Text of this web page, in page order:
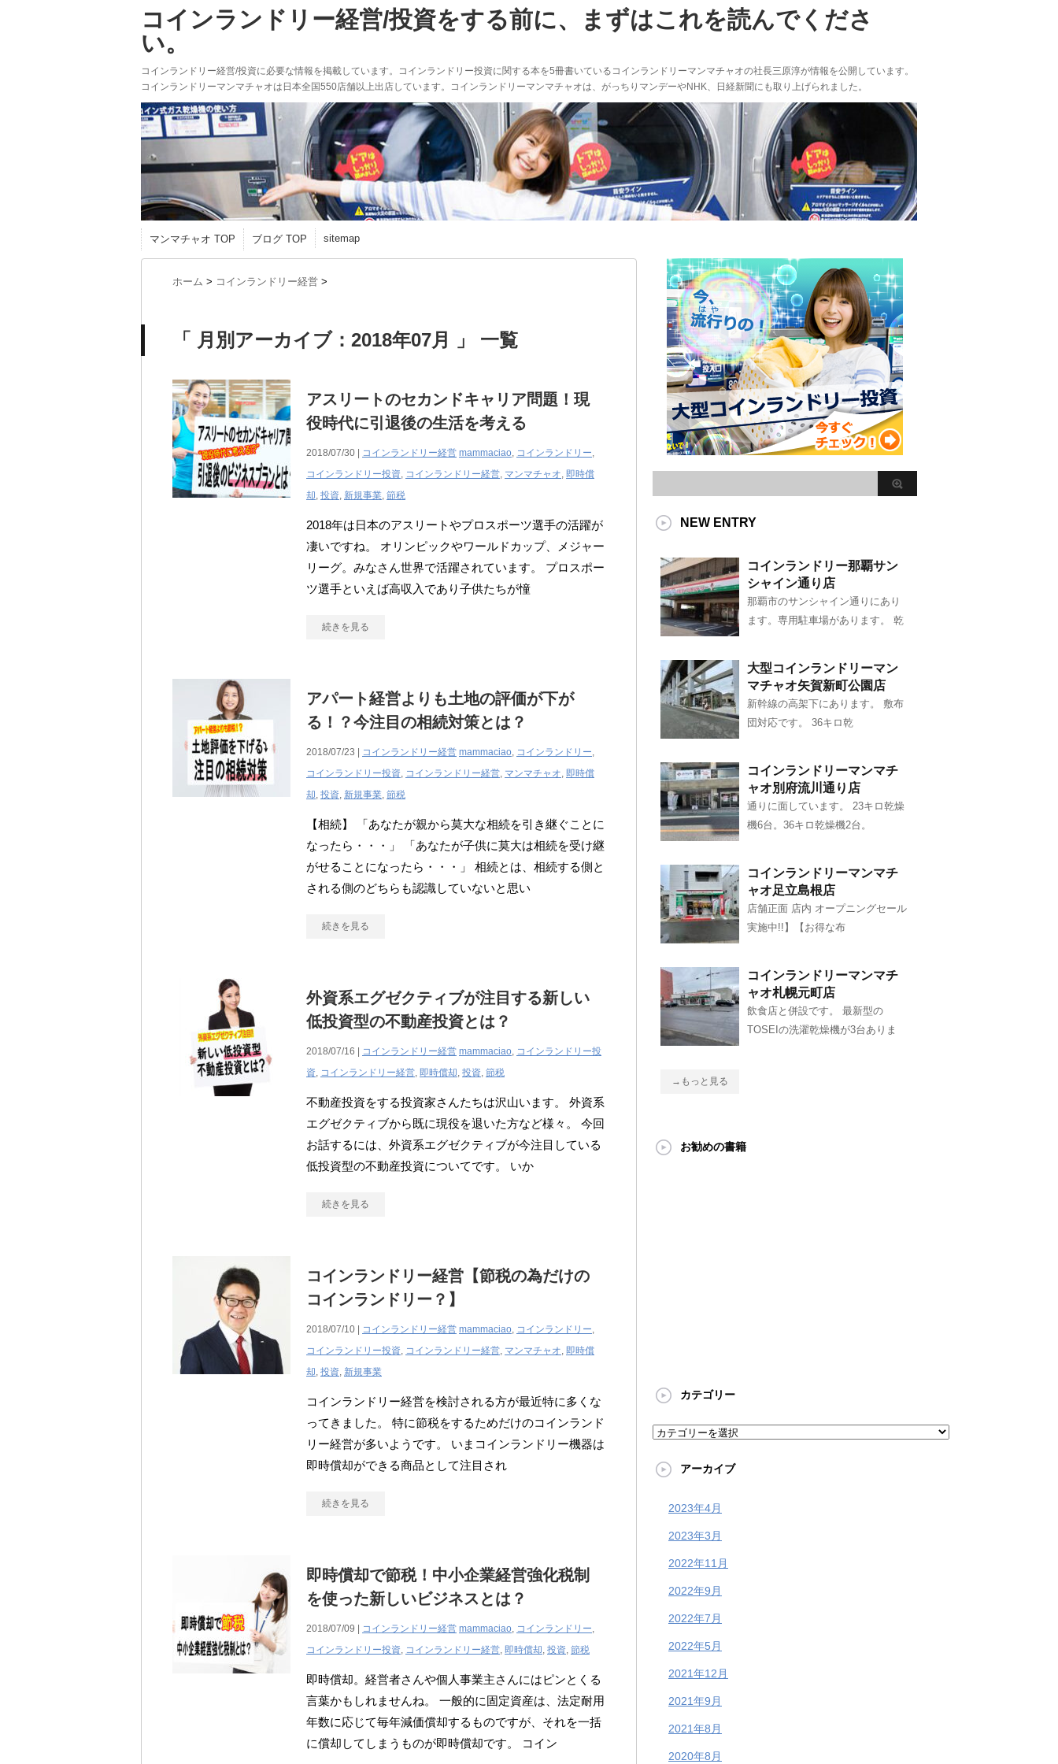
コインランドリー経営/投資をする前に、まずはこれを読んでくださ
い。
コインランドリー経営/投資に必要な情報を掲載しています。コインランドリー投資に関する本を5冊書いているコインランドリーマンマチャオの社長三原淳が情報を公開しています。
コインランドリーマンマチャオは日本全国550店舗以上出店しています。コインランドリーマンマチャオは、がっちりマンデーやNHK、日経新聞にも取り上げられました。
マンマチャオ TOP ブログ TOP sitemap
ホーム > コインランドリー経営 >
「 月別アーカイブ：2018年07月 」 一覧
アスリートのセカンドキャリア問題！現
役時代に引退後の生活を考える
2018/07/30 | コインランドリー経営 mammaciao, コインランドリー,
コインランドリー投資, コインランドリー経営, マンマチャオ, 即時償
却, 投資, 新規事業, 節税
2018年は日本のアスリートやプロスポーツ選手の活躍が
凄いですね。 オリンピックやワールドカップ、メジャー
リーグ。みなさん世界で活躍されています。 プロスポー
ツ選手といえば高収入であり子供たちが憧
続きを見る
アパート経営よりも土地の評価が下が
る！？今注目の相続対策とは？
2018/07/23 | コインランドリー経営 mammaciao, コインランドリー,
コインランドリー投資, コインランドリー経営, マンマチャオ, 即時償
却, 投資, 新規事業, 節税
【相続】 「あなたが親から莫大な相続を引き継ぐことに
なったら・・・」 「あなたが子供に莫大は相続を受け継
がせることになったら・・・」 相続とは、相続する側と
される側のどちらも認識していないと思い
続きを見る
外資系エグゼクティブが注目する新しい
低投資型の不動産投資とは？
2018/07/16 | コインランドリー経営 mammaciao, コインランドリー投
資, コインランドリー経営, 即時償却, 投資, 節税
不動産投資をする投資家さんたちは沢山います。 外資系
エグゼクティブから既に現役を退いた方など様々。 今回
お話するには、外資系エグゼクティブが今注目している
低投資型の不動産投資についてです。 いか
続きを見る
コインランドリー経営【節税の為だけの
コインランドリー？】
2018/07/10 | コインランドリー経営 mammaciao, コインランドリー,
コインランドリー投資, コインランドリー経営, マンマチャオ, 即時償
却, 投資, 新規事業
コインランドリー経営を検討される方が最近特に多くな
ってきました。 特に節税をするためだけのコインランド
リー経営が多いようです。 いまコインランドリー機器は
即時償却ができる商品として注目され
続きを見る
即時償却で節税！中小企業経営強化税制
を使った新しいビジネスとは？
2018/07/09 | コインランドリー経営 mammaciao, コインランドリー,
コインランドリー投資, コインランドリー経営, 即時償却, 投資, 節税
即時償却。経営者さんや個人事業主さんにはピンとくる
言葉かもしれませんね。 一般的に固定資産は、法定耐用
年数に応じて毎年減価償却するものですが、それを一括
に償却してしまうものが即時償却です。 コイン
NEW ENTRY
コインランドリー那覇サン
シャイン通り店
那覇市のサンシャイン通りにあり
ます。専用駐車場があります。 乾
大型コインランドリーマン
マチャオ矢賀新町公園店
新幹線の高架下にあります。 敷布
団対応です。 36キロ乾
コインランドリーマンマチ
ャオ別府流川通り店
通りに面しています。 23キロ乾燥
機6台。36キロ乾燥機2台。
コインランドリーマンマチ
ャオ足立島根店
店舗正面 店内 オープニングセール
実施中!!】【お得な布
コインランドリーマンマチ
ャオ札幌元町店
飲食店と併設です。 最新型の
TOSEIの洗濯乾燥機が3台ありま
→もっと見る
お勧めの書籍
カテゴリー
カ
ゴ
アーカイブ
2023年4月
2023年3月
2022年11月
2022年9月
2022年7月
2022年5月
2021年12月
2021年9月
2021年8月
2020年8月